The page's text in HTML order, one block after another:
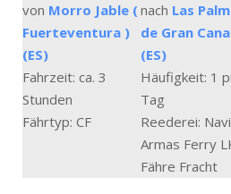
von Morro Jable (
Fuerteventura )
(ES)
nach Las
de Gran
(ES)
Fahrzeit: ca. 3
Stunden
Häufigkeit: 1
Tag
Fährtyp: CF
Reederei:
Armas Ferry
Fähre Fracht